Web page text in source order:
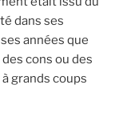
dans ses
années que
cons ou des
grands coups